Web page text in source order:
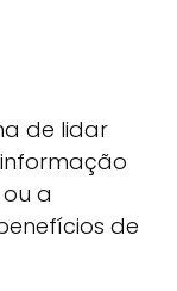
de lidar
a
de